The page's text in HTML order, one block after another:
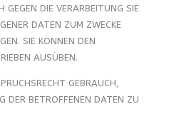
GEGEN DIE VERARBEITUNG SIE
DATEN ZUM ZWECKE
SIE KÖNNEN DEN
AUSÜBEN.
GEBRAUCH,
DER BETROFFENEN DATEN ZU